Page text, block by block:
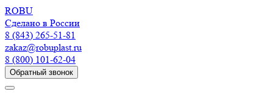
ROBU
Сделано в России
8 (843) 265-51-81
zakaz@robuplast.ru
8 (800) 101-62-04
Обратный звонок